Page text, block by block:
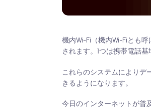
機内Wi-Fi（機内Wi-Fiとも
されます。1つは携帯電話
これらのシステムによりデ
きるようになります。
今日のインターネットが普